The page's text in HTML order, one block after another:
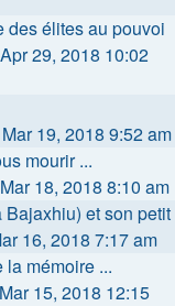
des élites au pouvoi
29, 2018 10:02
19, 2018 9:52 am
mourir ...
18, 2018 8:10 am
et son petit
16, 2018 7:17 am
mémoire ...
15, 2018 12:15